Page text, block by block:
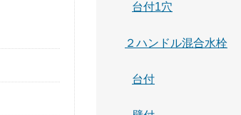
台付1穴
２ハンドル混合水栓
台付